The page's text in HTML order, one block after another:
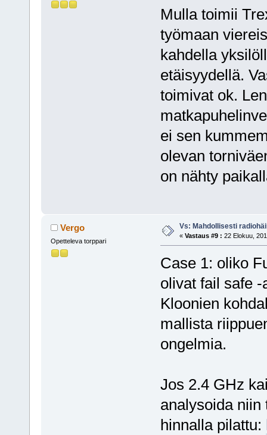
Mulla toimii
työmaan
kahdella
etäisyydellä.
toimivat ok.
ei sen
olevan
on nähty
Vergo
Opetteleva torppari
Vs: Mahdollisesti
« Vastaus #9 : 22 Elokuu,
Case 1: oliko
olivat fail safe
Kloonien
mallista
ongelmia.
Jos 2.4 GHz
analysoida
hinnalla pilattu: